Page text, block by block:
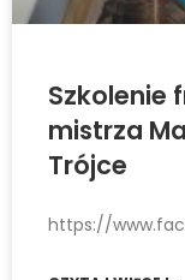
Szkolenie
mistrza
Trójce
https://